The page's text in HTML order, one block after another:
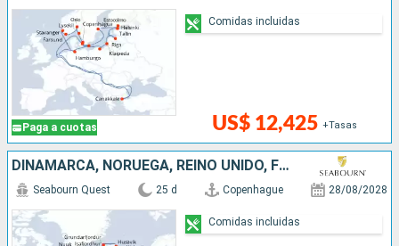
Paga a cuotas US$ 12,425 +Tasas
Comidas incluidas
DINAMARCA, NORUEGA, REINO UNIDO, FÉROES (ISLAS), ISLANDIA, GROENLANDIA, CANADÁ
Seabourn Quest 25 d Copenhague 28/08/2028
Comidas incluidas